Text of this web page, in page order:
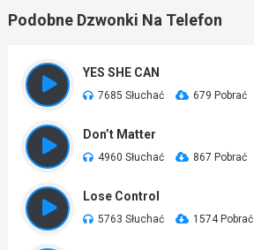
Podobne Dzwonki Na Telefon
YES SHE CAN
7685 Słuchać 679 Pobrać
Don’t Matter
4960 Słuchać 867 Pobrać
Lose Control
5763 Słuchać 1574 Pobrać